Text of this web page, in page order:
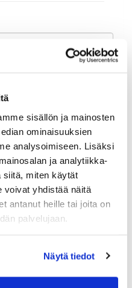
sisällön ja mainosten
ominaisuuksien
analysoimiseen. Lisäksi
ja analytiikka-
siitä, miten käytät
voivat yhdistää näitä
antanut heille tai joita on
palvelujaan.
Näytä tiedot